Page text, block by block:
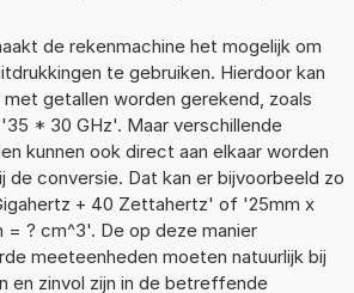
de rekenmachine het mogelijk om
te gebruiken. Hierdoor kan
met getallen worden gerekend, zoals
* 30 GHz'. Maar verschillende
kunnen ook direct aan elkaar worden
de conversie. Dat kan er bijvoorbeeld zo
+ 40 Zettahertz' of '25mm x
= ? cm^3'. De op deze manier
meeteenheden moeten natuurlijk bij
en zinvol zijn in de betreffende